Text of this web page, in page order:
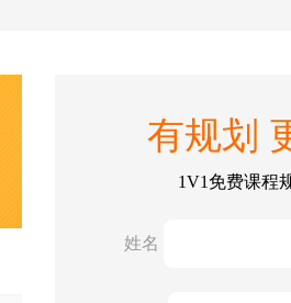
有规划
1V1免费课程